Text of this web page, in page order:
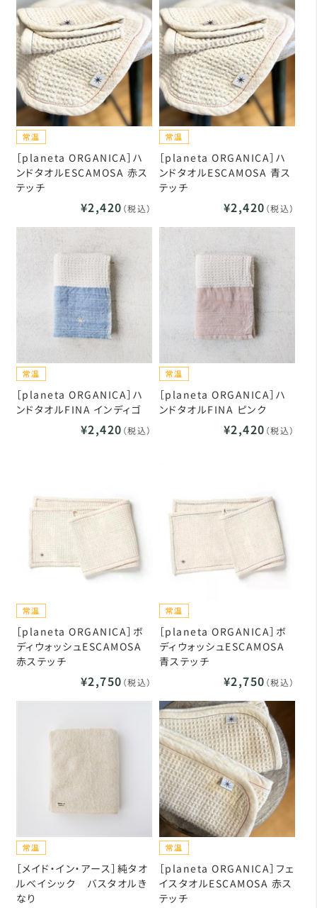
［planeta ORGANICA］ハ
ンドタオルESCAMOSA 赤ス
テッチ
¥2,420 （税込）
［planeta ORGANICA］ハ
ンドタオルESCAMOSA 青ス
テッチ
¥2,420 （税込）
［planeta ORGANICA］ハ
ンドタオルFINA インディゴ
¥2,420 （税込）
［planeta ORGANICA］ハ
ンドタオルFINA ピンク
¥2,420 （税込）
［planeta ORGANICA］ボ
ディウォッシュESCAMOSA
赤ステッチ
¥2,750 （税込）
［planeta ORGANICA］ボ
ディウォッシュESCAMOSA
青ステッチ
¥2,750 （税込）
［メイド・イン・アース］純タオ
ルベイシック バスタオルき
なり
［planeta ORGANICA］フェ
イスタオルESCAMOSA 赤ス
テッチ